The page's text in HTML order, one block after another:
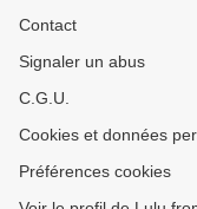
Contact
Signaler un abus
C.G.U.
Cookies et données
Préférences cookies